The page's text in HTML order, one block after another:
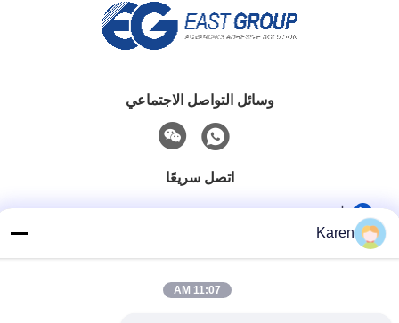
وسائل التواصل الاجتماعي
اتصل سريعًا
تيل
karenyang@wxszzd.com
Karen
11:07 AM